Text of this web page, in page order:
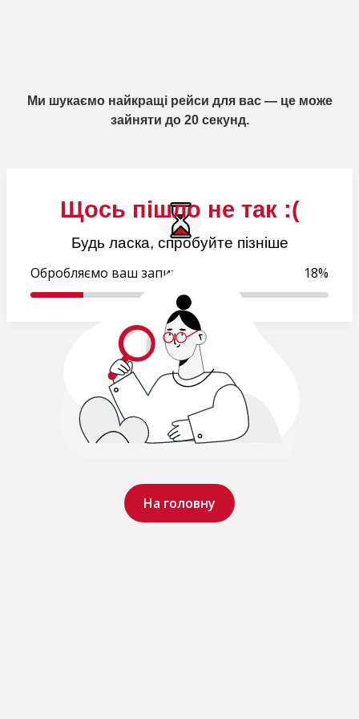
Щось пішло не так :(
Будь ласка, спробуйте пізніше
На головну
Ми шукаємо найкращі рейси для вас — це може
зайняти до 20 секунд.
Обробляємо ваш запит.. 18%